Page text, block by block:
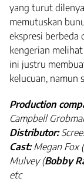
yang turut
memutuskan
ekspresi berbeda
kengerian
ini justru
kelucuan, namun
Production
Campbell
Distributor:
Cast:Megan Fox (
Mulvey (Bobby
etc